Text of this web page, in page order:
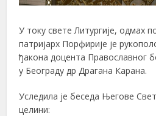
У току свете Литургије, одмах
патријарх Порфирије је
ђакона доцента Православног
у Београду др Драгана Карана.
Уследила је беседа Његове
целини: